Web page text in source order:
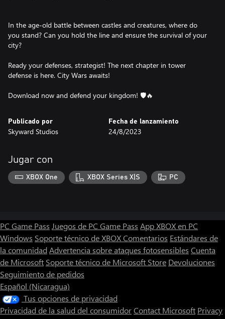
In the age-old battle between castles and creatures, where do
you stand? Can you hold the line and ensure the survival of your
city?
Ready your defenses, strategist! The next chapter in tower
defense is here. City Wars awaits!
Download now and defend your kingdom! 🛡🔥
Publicado por
Skyward Studios
Fecha de lanzamiento
24/8/2023
Jugar con
XBOX One XBOX Series X|S PC
PC Game Pass Juegos de PC Game Pass App XBOX en PC
Windows Soporte técnico de XBOXComentarios Estándares de
la comunidad Advertencia sobre ataques fotosensibles Cuenta
de Microsoft Soporte técnico de Microsoft Store Devoluciones
Seguimiento de pedidos
Español (Nicaragua)
Tus opciones de privacidad
Privacidad de la salud del consumidorContact Microsoft Privacy